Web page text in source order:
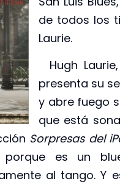
de todos los
Laurie.
Hugh
presenta su
y abre fuego
que está
Sorpresas del
porque es un
al tango. Y